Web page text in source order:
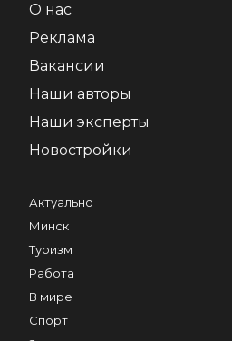
О нас
Реклама
Вакансии
Наши авторы
Наши эксперты
Новостройки
Актуально
Минск
Туризм
Работа
В мире
Спорт